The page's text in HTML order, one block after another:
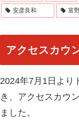
安彦良和 富
アクセスカウ
2024年7月1日より
き、アクセスカウ
ました。